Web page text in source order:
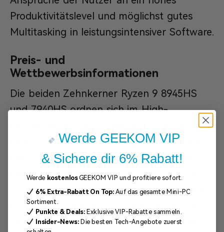
Produktivitätslevel und möglichst gutes
Multitasking in leistungsintensiver Software.
Preis- und
Wettbewerbsinformationen
Die beiden Zehnkerner Ryzen 9 8945HS
und 7940HS ordnen sich im High-
eine exzellente Wahl für den gegebenen
Preis. Achten Sie jedoch darauf, dass die
Preise variieren können. Währenddessen ist
der Ryzen 9 7940HS etwas günstiger und
bietet damit herausragenden Gegenwert
für Käufer, die sich vor allem viel Leistung
Werde GEEKOM VIP
& Sichere dir 6% Rabatt!
Werde kostenlosGEEKOM VIP und profitiere sofort.
6% Extra-Rabatt On Top:Auf das gesamte Mini-PC
Sortiment.
Punkte & Deals:Exklusive VIP-Rabatte sammeln.
Insider-News:Die besten Tech-Angebote zuerst